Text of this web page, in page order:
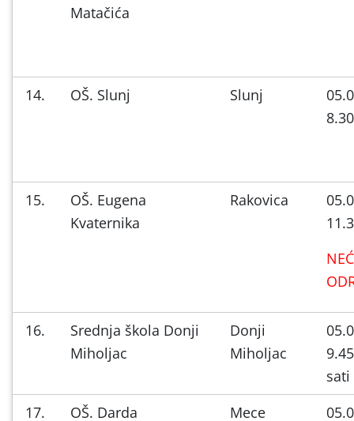
Matačića
14. OŠ. Slunj Slunj
15.
OŠ. Eugena
Kvaternika
Rakovica
16.
Srednja škola Donji
Miholjac
Donji
Miholjac
sati
17.
OŠ. Darda
Mece